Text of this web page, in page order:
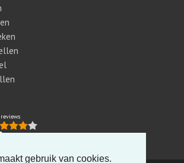
gebruik van cookies.